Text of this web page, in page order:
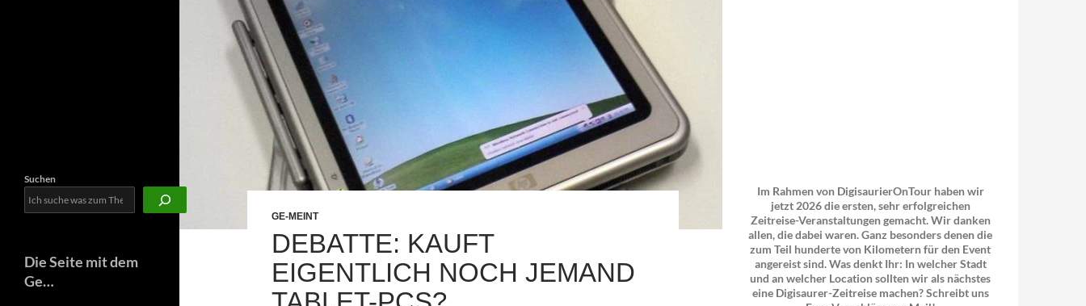
GE-MEINT
DEBATTE: KAUFT
EIGENTLICH NOCH JEMAND
Im Rahmen von DigisaurierOnTour haben wir
jetzt 2026 die ersten, sehr erfolgreichen
Zeitreise-Veranstaltungen gemacht. Wir danken
allen, die dabei waren. Ganz besonders denen die
zum Teil hunderte von Kilometern für den Event
angereist sind. Was denkt Ihr: In welcher Stadt
und an welcher Location sollten wir als nächstes
eine Digisaurer-Zeitreise machen? Schreibt uns
Suchen
Die Seite mit dem
Ge…